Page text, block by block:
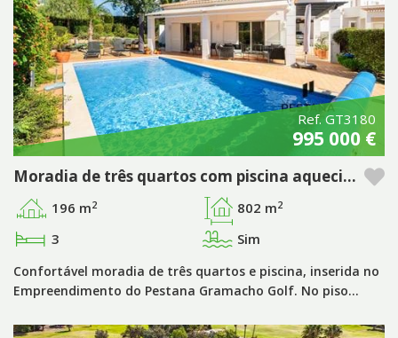
Ref. GT3180
995 000 €
Moradia de três quartos com piscina aquecida no Pestana Gramacho Golf Resort, Carvoeiro - Algarve
196 m2 802 m2
3 Sim
Confortável moradia de três quartos e piscina, inserida no
Empreendimento do Pestana Gramacho Golf. No piso…